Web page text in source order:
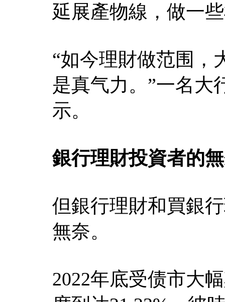
延展產物線，做一
“如今理財做范围，
是真气力。”一名大
示。
銀行理財投資者的
但銀行理財和買銀
無奈。
2022年底受债市大